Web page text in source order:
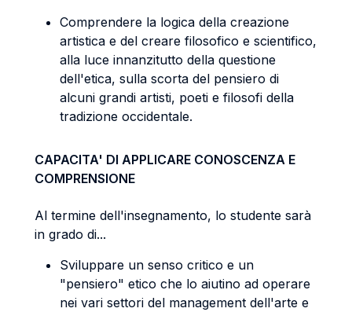
Comprendere la logica della creazione
artistica e del creare filosofico e scientifico,
alla luce innanzitutto della questione
dell'etica, sulla scorta del pensiero di
alcuni grandi artisti, poeti e filosofi della
tradizione occidentale.
CAPACITA' DI APPLICARE CONOSCENZA E
COMPRENSIONE
Al termine dell'insegnamento, lo studente sarà
in grado di...
Sviluppare un senso critico e un
"pensiero" etico che lo aiutino ad operare
nei vari settori del management dell'arte e